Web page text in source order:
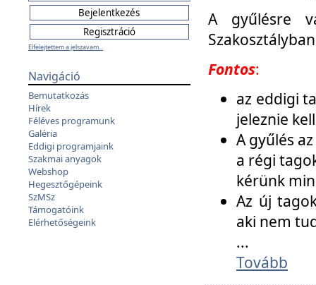
Elfelejtettem a jelszavam...
Navigáció
Bemutatkozás
Hírek
Féléves programunk
Galéria
Eddigi programjaink
Szakmai anyagok
Webshop
Hegesztőgépeink
SzMSz
Támogatóink
Elérhetőségeink
A gyűlésre
Fontos:
az eddigi
jeleznie
A gyűlés
a régi
kérünk
Az új
aki nem
...
Tovább